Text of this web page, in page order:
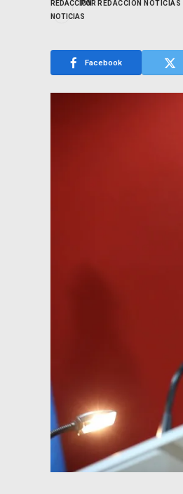
POR REDACCIÓN NOTICIAS
Facebook